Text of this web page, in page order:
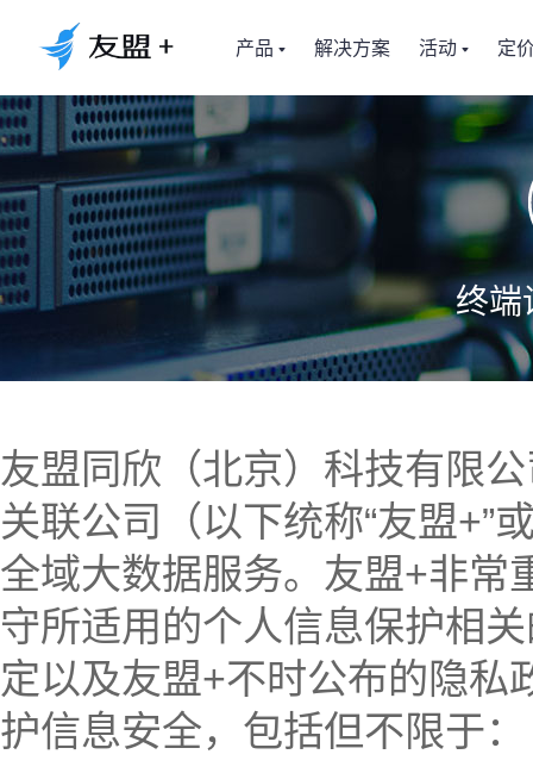
产品 解决方案 活动 定
AI Hub
终端
友盟同欣（北京）科技有限
关联公司（以下统称“友盟+”
全域大数据服务。友盟+非常
守所适用的个人信息保护相
定以及友盟+不时公布的隐私
护信息安全，包括但不限于：